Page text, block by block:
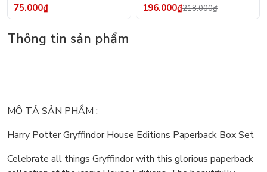
75.000₫ 196.000₫218.000₫
Thông tin sản phẩm
MÔ TẢ SẢN PHẨM :
Harry Potter Gryffindor House Editions Paperback Box Set
Celebrate all things Gryffindor with this glorious paperback